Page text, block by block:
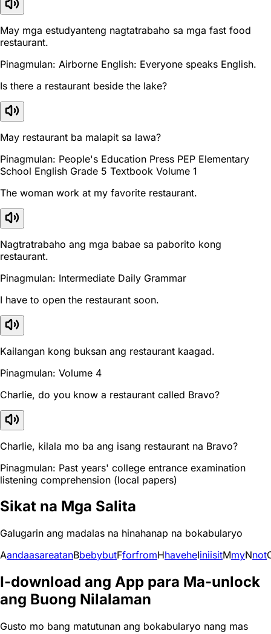
May mga estudyanteng nagtatrabaho sa mga fast food
restaurant.
Pinagmulan: Airborne English: Everyone speaks English.
Is there a restaurant beside the lake?
May restaurant ba malapit sa lawa?
Pinagmulan: People's Education Press PEP Elementary
School English Grade 5 Textbook Volume 1
The woman work at my favorite restaurant.
Nagtratrabaho ang mga babae sa paborito kong
restaurant.
Pinagmulan: Intermediate Daily Grammar
I have to open the restaurant soon.
Kailangan kong buksan ang restaurant kaagad.
Pinagmulan: Volume 4
Charlie, do you know a restaurant called Bravo?
Charlie, kilala mo ba ang isang restaurant na Bravo?
Pinagmulan: Past years' college entrance examination
listening comprehension (local papers)
Sikat na Mga Salita
Galugarin ang madalas na hinahanap na bokabularyo
AandaasareatanBbebybutFforfromHhaveheIiniisitMmyNnot
I-download ang App para Ma-unlock
ang Buong Nilalaman
Gusto mo bang matutunan ang bokabularyo nang mas